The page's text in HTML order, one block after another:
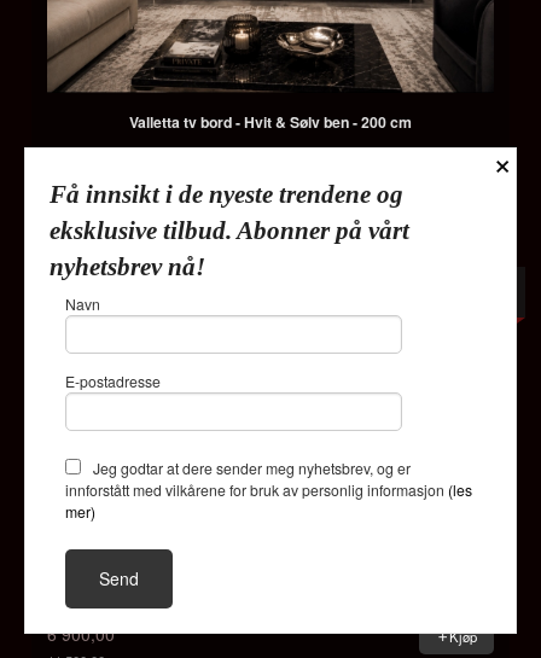
Valletta tv bord - Hvit & Sølv ben - 200 cm
13 900,00
Alaska tv bord - Hvit steinplate & Gull rusfritt stål
6 900,00 Kjøp
×
Få innsikt i de nyeste trendene og
eksklusive tilbud. Abonner på vårt
nyhetsbrev nå!
Navn
E-postadresse
Jeg godtar at dere sender meg nyhetsbrev, og er
innforstått med vilkårene for bruk av personlig informasjon (les
mer)